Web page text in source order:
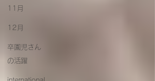
11月
12月
卒園児さん
の活躍